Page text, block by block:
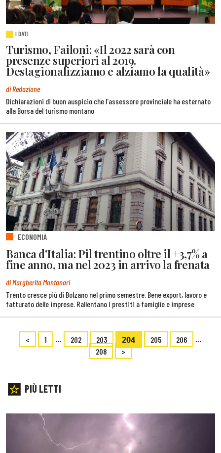
I DATI
Turismo, Failoni: «Il 2022 sarà con
presenze superiori al 2019.
Destagionalizziamo e alziamo la qualità»
di Redazione
Dichiarazioni di buon auspicio che l'assessore provinciale ha esternato
alla Borsa del turismo montano
ECONOMIA
Banca d'Italia: Pil trentino oltre il +3,7% a
fine anno, ma nel 2023 in arrivo la frenata
di Margherita Montanari
Trento cresce più di Bolzano nel primo semestre. Bene export, lavoro e
fatturato delle imprese. Rallentano i prestiti a famiglie e imprese
< 1 … 202 203 204 205 206 …
208 >
PIÙ LETTI